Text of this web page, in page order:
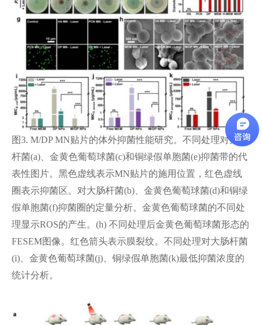
图3. M/DP MN贴片的体外抑菌性能研究。不同处理对大肠
杆菌(a)、金黄色葡萄球菌(c)和铜绿假单胞菌(e)抑菌带的代
表性图片。黑色虚线表示MN贴片的施用位置，红色虚线
圈表示抑菌区。对大肠杆菌(b)、金黄色葡萄球菌(d)和铜绿
假单胞菌(f)抑菌圈的定量分析。金黄色葡萄球菌的不同处
理显示ROS的产生。(h) 不同处理后金黄色葡萄球菌形态的
FESEM图像。红色箭头表示膜裂纹。不同处理对大肠杆菌
(i)、金黄色葡萄球菌(j)、铜绿假单胞菌(k)最低抑菌浓度的
统计分析。